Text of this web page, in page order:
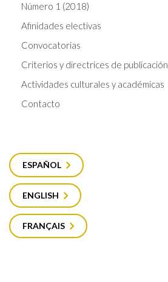
Número 1 (2018)
Afinidades electivas
Convocatorias
Criterios y directrices de publicación
Actividades culturales y académicas
Contacto
ESPAÑOL
ENGLISH
FRANÇAIS